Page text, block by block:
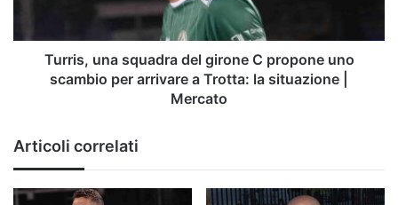
scambio
arrivare
situazione
|
Mercato
Turris, una squadra del girone C propone uno
scambio per arrivare a Trotta: la situazione |
Mercato
Articoli correlati